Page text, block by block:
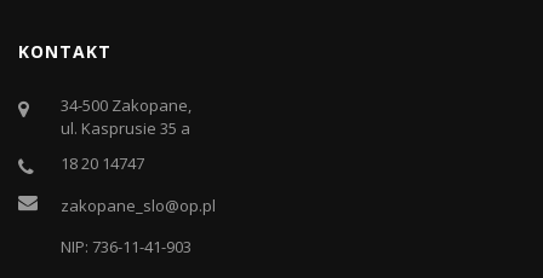
KONTAKT
34-500 Zakopane,
ul. Kasprusie 35 a
18 20 14747
zakopane_slo@op.pl
NIP: 736-11-41-903